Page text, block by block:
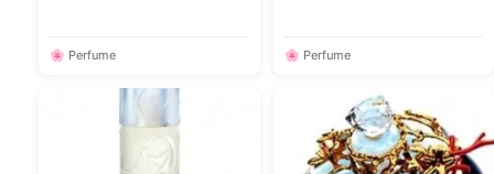
🌸 Perfume 🌸 Perfume